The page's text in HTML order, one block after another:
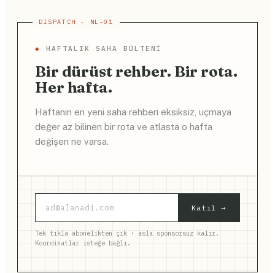
◆ HAFTALIK SAHA BÜLTENI
Bir dürüst rehber. Bir rota.
Her hafta.
Haftanın en yeni saha rehberi eksiksiz, uçmaya
değer az bilinen bir rota ve atlasta o hafta
değişen ne varsa.
Katıl →
Tek tıkla abonelikten çık · asla sponsorsuz kalır.
Koordinatlar isteğe bağlı.